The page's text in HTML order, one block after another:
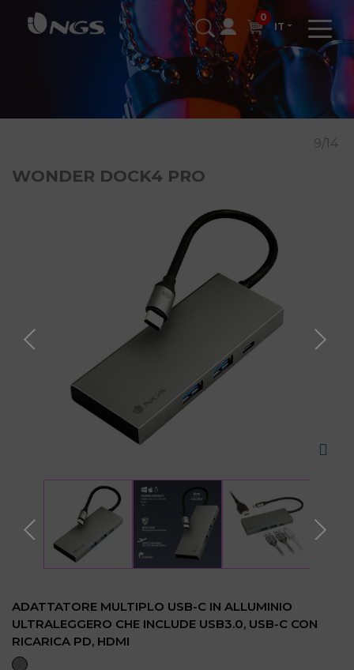
0
IT
9/14
WONDER DOCK4 PRO
ADATTATORE MULTIPLO USB-C IN ALLUMINIO
ULTRALEGGERO CHE INCLUDE USB3.0, USB-C CON
RICARICA PD, HDMI